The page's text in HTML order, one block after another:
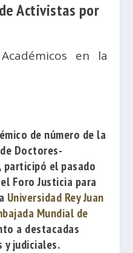
Activistas por
Académicos en la
de número de la
Doctores-
participó el pasado
Foro Justicia para
Universidad Rey Juan
Mundial de
a destacadas
y judiciales.